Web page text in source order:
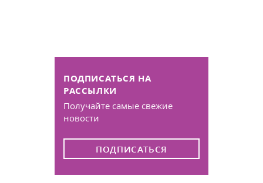
ПОДПИСАТЬСЯ НА
РАССЫЛКИ
Получайте самые свежие
новости
ПОДПИСАТЬСЯ